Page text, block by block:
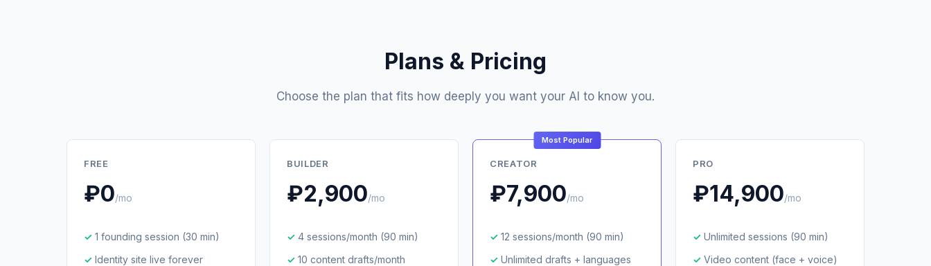
Plans & Pricing
Choose the plan that fits how deeply you want your AI to know you.
FREE
₽0/mo
1 founding session (30 min)
Identity site live forever
BUILDER
₽2,900/mo
4 sessions/month (90 min)
10 content drafts/month
Most Popular
CREATOR
₽7,900/mo
12 sessions/month (90 min)
Unlimited drafts + languages
PRO
₽14,900/mo
Unlimited sessions (90 min)
Video content (face + voice)